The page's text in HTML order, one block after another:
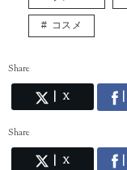
コスメ
Share
X
Share
X